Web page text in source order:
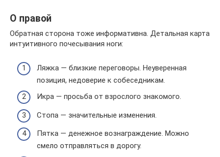
О правой
Обратная сторона тоже информативна. Детальная карта
интуитивного почесывания ноги:
Ляжка — близкие переговоры. Неуверенная
позиция, недоверие к собеседникам.
Икра — просьба от взрослого знакомого.
Стопа — значительные изменения.
Пятка — денежное вознаграждение. Можно
смело отправляться в дорогу.